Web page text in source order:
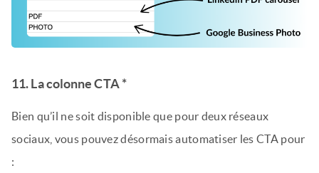
11. La colonne CTA *
Bien qu’il ne soit disponible que pour deux réseaux
sociaux, vous pouvez désormais automatiser les CTA pour
: